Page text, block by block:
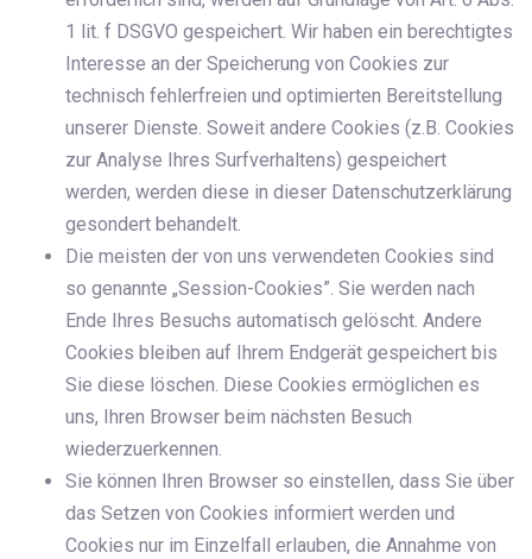
1 lit. f DSGVO gespeichert. Wir haben ein berechtigtes
Interesse an der Speicherung von Cookies zur
technisch fehlerfreien und optimierten Bereitstellung
unserer Dienste. Soweit andere Cookies (z.B. Cookies
zur Analyse Ihres Surfverhaltens) gespeichert
werden, werden diese in dieser Datenschutzerklärung
gesondert behandelt.
Die meisten der von uns verwendeten Cookies sind
so genannte „Session-Cookies”. Sie werden nach
Ende Ihres Besuchs automatisch gelöscht. Andere
Cookies bleiben auf Ihrem Endgerät gespeichert bis
Sie diese löschen. Diese Cookies ermöglichen es
uns, Ihren Browser beim nächsten Besuch
wiederzuerkennen.
Sie können Ihren Browser so einstellen, dass Sie über
das Setzen von Cookies informiert werden und
Cookies nur im Einzelfall erlauben, die Annahme von